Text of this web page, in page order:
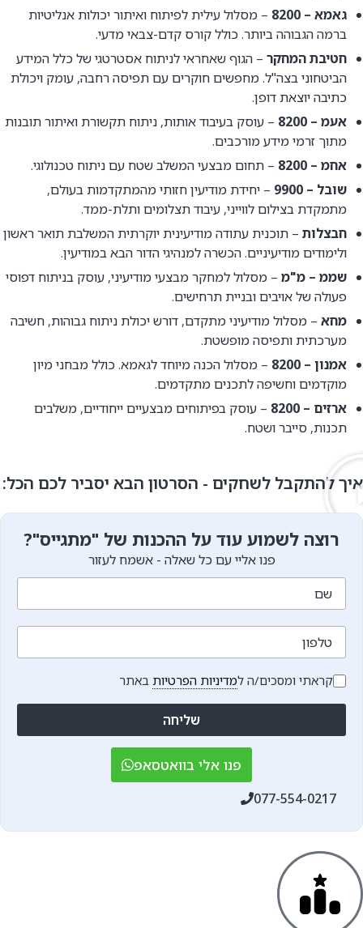
גאמא – 8200
– מסלול עילית לפיתוח ואיתור יכולות אנליטיות
ברמה הגבוהה ביותר. כולל קורס קדם-צבאי מדעי.
חטיבת המחקר – הגוף שאחראי לניתוח אסטרטגי של כלל המידע
הביטחוני בצה"ל. מחפשים חוקרים עם תפיסה רחבה, עומק ויכולת
כתיבה יוצאת דופן.
אעמ – 8200
– עוסק בעיבוד אותות, ניתוח תקשורת ואיתור תובנות
מתוך זרמי מידע מורכבים.
אחמ – 8200
– תחום מבצעי המשלב שטח עם ניתוח טכנולוגי.
שובל – 9900
– יחידת מודיעין חזותי מהמתקדמות בעולם,
מתמקדת בצילום לווייני, עיבוד תצלומים ותלת-ממד.
חבצלות – תוכנית עתודה מודיעינית יוקרתית המשלבת תואר ראשון
ולימודים מודיעיניים. הכשרה למנהיגי הדור הבא במודיעין.
שממ – מ"מ – מסלול למחקר מבצעי מודיעיני, עוסק בניתוח דפוסי
פעולה של אויבים ובניית תרחישים.
מחא – מסלול מודיעיני מתקדם, דורש יכולת ניתוח גבוהות, חשיבה
מערכתית ותפיסה מופשטת.
אמנון – 8200
– מסלול הכנה מיוחד לגאמא. כולל מבחני מיון
מוקדמים וחשיפה לתכנים מתקדמים.
ארזים – 8200
– עוסק בפיתוחים מבצעיים ייחודיים, משלבים
תכנות, סייבר ושטח.
איך להתקבל לשחקים - הסרטון הבא יסביר לכם הכל:
רוצה לשמוע עוד על ההכנות של "מתגייס"?
פנו אליי עם כל שאלה - אשמח לעזור
שם
טלפון
קראתי ומסכים/ה למדיניות הפרטיות באתר
שליחה
פנו אלי בוואטסאפ
077-554-0217